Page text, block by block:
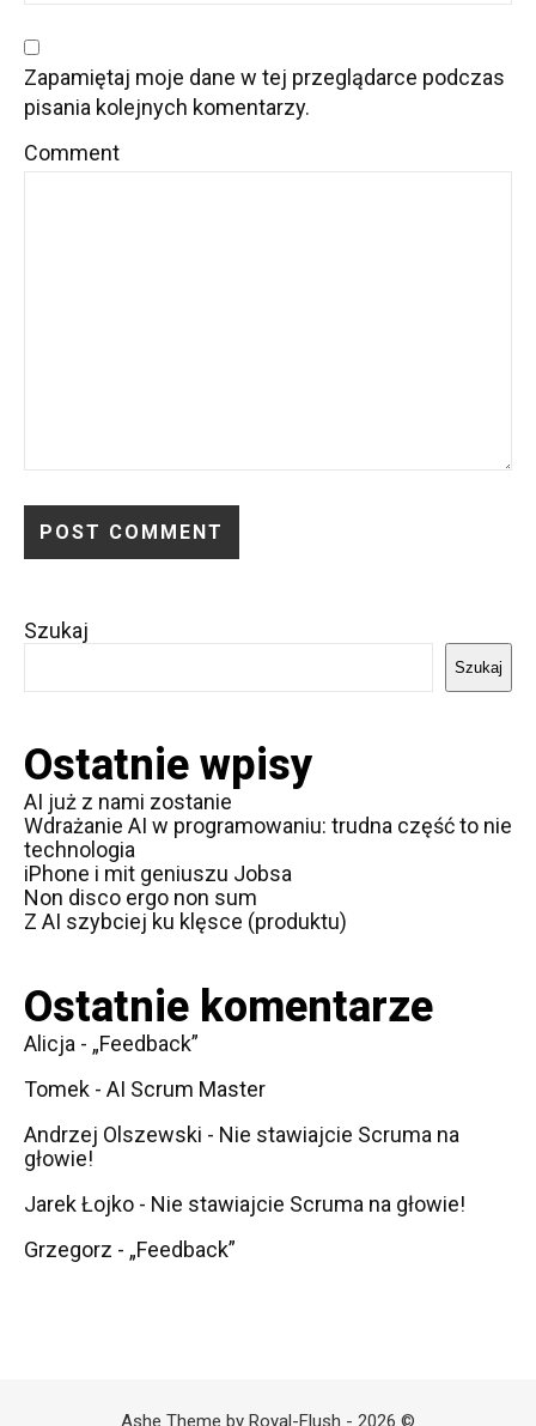
Zapamiętaj moje dane w tej przeglądarce podczas
pisania kolejnych komentarzy.
Comment
Szukaj
Szukaj
Ostatnie wpisy
AI już z nami zostanie
Wdrażanie AI w programowaniu: trudna część to nie
technologia
iPhone i mit geniuszu Jobsa
Non disco ergo non sum
Z AI szybciej ku klęsce (produktu)
Ostatnie komentarze
Alicja - „Feedback”
Tomek - AI Scrum Master
Andrzej Olszewski - Nie stawiajcie Scruma na
głowie!
Jarek Łojko - Nie stawiajcie Scruma na głowie!
Grzegorz - „Feedback”
Ashe Theme by Royal-Flush - 2026 ©